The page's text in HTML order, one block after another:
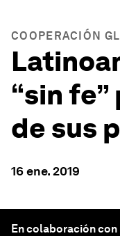
COOPERACIÓN
“sin
de sus
16 ene. 2019
En colaboración con